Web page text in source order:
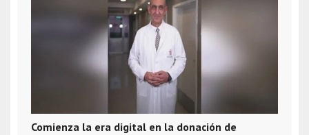
Comienza la era digital en la donación de